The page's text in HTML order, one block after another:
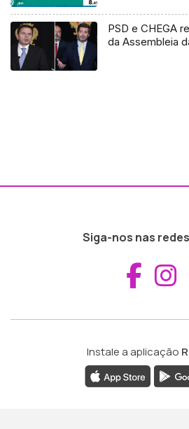
PSD e CHEGA
da Assembleia
Siga-nos nas
Instale a aplicação